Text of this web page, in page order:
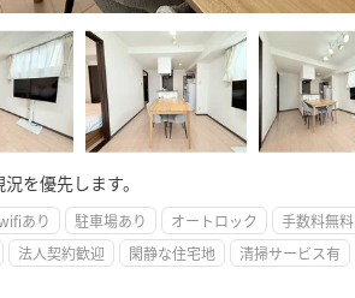
を優先します。
あり 駐車場あり オートロック 手数料無料
法人契約歓迎 閑静な住宅地 清掃サービス有